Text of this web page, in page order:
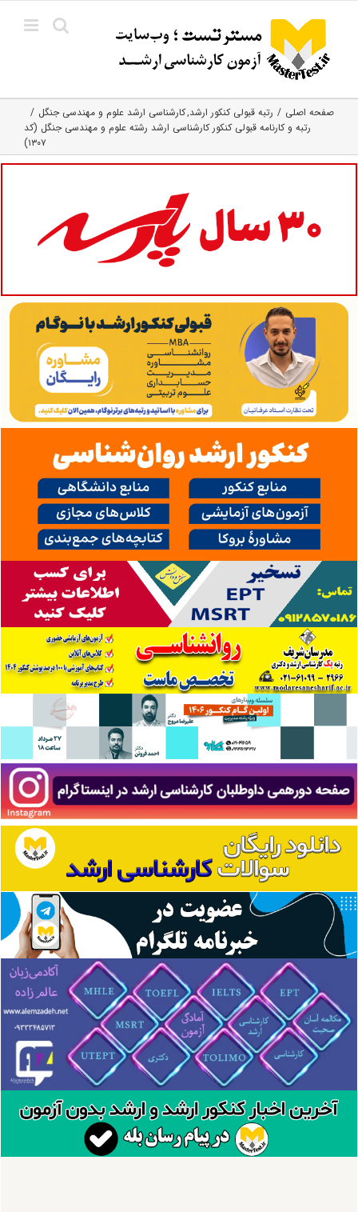
content
صفحه اصلی رتبه قبولی کنکور ارشد کارشناسی ارشد علوم و مهندسی جنگل
رتبه و کارنامه قبولی کنکور کارشناسی ارشد رشته علوم و مهندسی جنگل (کد
۱۳۰۷)